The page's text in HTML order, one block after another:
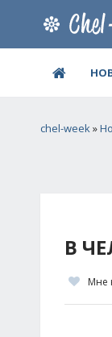
chel-week»
В
Мне